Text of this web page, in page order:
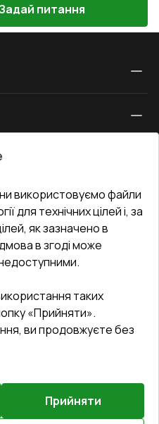
питання
вул. Келецька 60 кв. 61
захищені.
використовуємо файли
для технічних цілей і, за
як зазначено в
в згоді може
недоступними.
таких
«Прийняти».
ви продовжуєте без
Прийняти